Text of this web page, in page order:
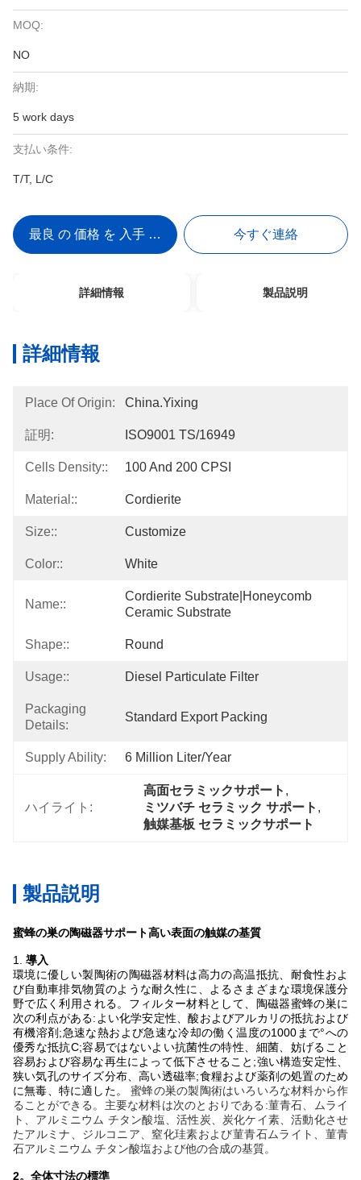
MOQ:
NO
納期:
5 work days
支払い条件:
T/T, L/C
最良 の 価格 を 入手 する 今すぐ連絡
詳細情報 製品説明
詳細情報
Place Of Origin: China.Yixing
証明: ISO9001 TS/16949
Cells Density:: 100 And 200 CPSI
Material:: Cordierite
Size:: Customize
Color:: White
Name::
Cordierite Substrate|honeycomb
Ceramic Substrate
Shape:: Round
Usage:: Diesel Particulate Filter
Packaging
Details:
Standard Export Packing
Supply Ability: 6 Million Liter/year
ハイライト:
高面セラミックサポート ,
ミツバチ セラミック サポート ,
触媒基板 セラミックサポート
製品説明
蜜蜂の巣の陶磁器サポート高い表面の触媒の基質
1. 導入
環境に優しい製陶術の陶磁器材料は高力の高温抵抗、耐食性およ
び自動車排気物質のような耐久性に、よるさまざまな環境保護分
野で広く利用される。フィルター材料として、陶磁器蜜蜂の巣に
次の利点がある:よい化学安定性、酸およびアルカリの抵抗および
有機溶剤;急速な熱および急速な冷却の働く温度の1000まで°への
優秀な抵抗C;容易ではないよい抗菌性の特性、細菌、妨げること
容易および容易な再生によって低下させること;強い構造安定性、
狭い気孔のサイズ分布、高い透磁率;食糧および薬剤の処置のため
に無毒、特に適した。蜜蜂の巣の製陶術はいろいろな材料から作
ることができる。主要な材料は次のとおりである:菫青石、ムライ
ト、アルミニウム チタン酸塩、活性炭、炭化ケイ素、活動化させ
たアルミナ、ジルコニア、窒化珪素および菫青石ムライト、菫青
石アルミニウム チタン酸塩および他の合成の基質。
2。全体寸法の標準